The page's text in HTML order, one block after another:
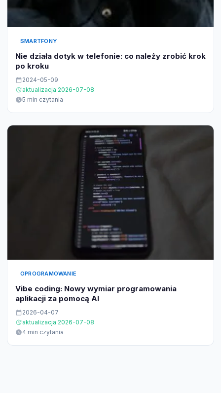
SMARTFONY
Nie działa dotyk w telefonie: co należy zrobić krok
po kroku
2024-05-09
aktualizacja 2026-07-08
5 min czytania
OPROGRAMOWANIE
Vibe coding: Nowy wymiar programowania
aplikacji za pomocą AI
2026-04-07
aktualizacja 2026-07-08
4 min czytania